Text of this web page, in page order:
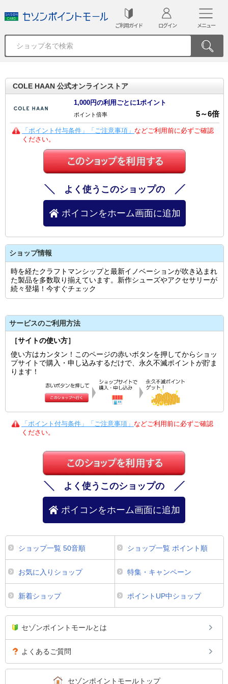
ご利用ガイド ログイン メニュー
COLE HAAN 公式オンラインストア
1,000円の利用ごとに1ポイント
ポイント倍率 5～6倍
「ポイント付与条件」「ご注意事項」 などご利用前に必ずご確認
ください。
よく使うこのショップの
ポイコンをホーム画面に追加
ショップ情報
時を経たクラフトマンシップと最新イノベーションが吹き込まれ
た製品を多数取り揃えています。新作シューズやアクセサリーが
続々登場！今すぐチェック
サービスのご利用方法
［サイトの使い方］
使い方はカンタン！このページの赤いボタンを押してからショッ
プサイトで購入・申し込みするだけで、永久不滅ポイントが貯ま
ります！
「ポイント付与条件」「ご注意事項」 などご利用前に必ずご確認
ください。
よく使うこのショップの
ポイコンをホーム画面に追加
ショップ一覧 50音順 ショップ一覧 ポイント順
お気に入りショップ 特集・キャンペーン
新着ショップ ポイントUP中ショップ
セゾンポイントモールとは
よくあるご質問
セゾンポイントモールトップ